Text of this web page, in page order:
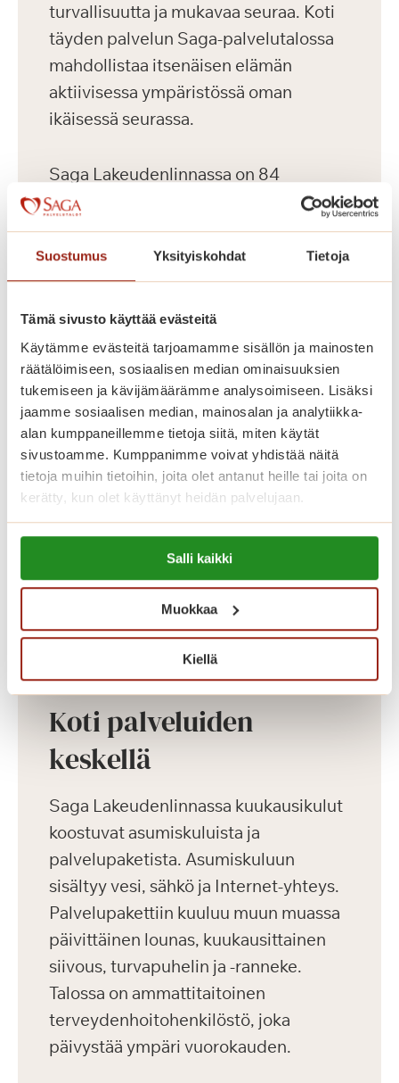
Suostumus Yksityiskohdat Tietoja
Tämä sivusto käyttää evästeitä
Käytämme evästeitä tarjoamamme sisällön ja mainosten
räätälöimiseen, sosiaalisen median ominaisuuksien
tukemiseen ja kävijämäärämme analysoimiseen. Lisäksi
jaamme sosiaalisen median, mainosalan ja analytiikka-
alan kumppaneillemme tietoja siitä, miten käytät
sivustoamme. Kumppanimme voivat yhdistää näitä
tietoja muihin tietoihin, joita olet antanut heille tai joita on
kerätty, kun olet käyttänyt heidän palvelujaan.
Lue lisää evästeistä:
https://sagacare.fi/evasteet/
Salli kaikki
Muokkaa
Kiellä
turvallisuutta ja mukavaa seuraa. Koti
täyden palvelun Saga-palvelutalossa
mahdollistaa itsenäisen elämän
aktiivisessa ympäristössä oman
ikäisessä seurassa.
Saga Lakeudenlinnassa on 84
vuokrattavaa kotia senioreille. Talossa
toimii lisäksi 31-paikkainen ryhmäkoti.
Saga Lakeudenlinnan vuokrattavat
senioriasunnot ovat valoisia,
kodissa, jonka voit sisustaa makusi
mukaan omilla tutuilla huonekaluillasi
ja tavaroillasi. Korkeatasoisissa
senioriasunnoissa on turvapuhelin,
nykyaikainen keittiö sekä esteetön
kylpyhuone. Kauniisti sisustetuista
yleistiloista löytyvät kahvila, ravintola,
kirjasto, sauna- ja allasosasto sekä
kuntosali.
Katso vapaat senioriasunnot
Koti palveluiden
keskellä
Saga Lakeudenlinnassa kuukausikulut
koostuvat asumiskuluista ja
palvelupaketista. Asumiskuluun
sisältyy vesi, sähkö ja Internet-yhteys.
Palvelupakettiin kuuluu muun muassa
päivittäinen lounas, kuukausittainen
siivous, turvapuhelin ja -ranneke.
Talossa on ammattitaitoinen
terveydenhoitohenkilöstö, joka
päivystää ympäri vuorokauden.